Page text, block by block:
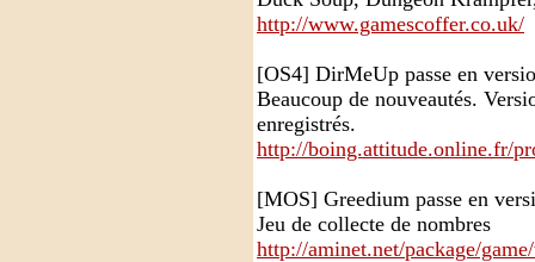
http://www.gamescoffer.co.uk/
[OS4] DirMeUp passe en
Beaucoup de nouveautés.
enregistrés.
http://boing.attitude.online.fr/
[MOS] Greedium passe en
Jeu de collecte de nombres
http://aminet.net/package/